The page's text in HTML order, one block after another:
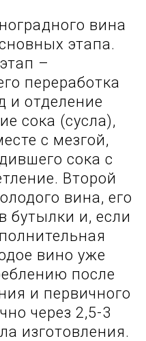
вина
этапа.
–
переработка
и отделение
сока (сусла),
с мезгой,
сока с
Второй
вина, его
бутылки и, если
вино уже
после
и первичного
через 2,5-3
изготовления.